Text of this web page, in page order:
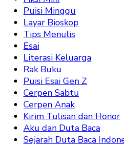
Puisi Minggu
Layar Bioskop
Tips Menulis
Esai
Literasi Keluarga
Rak Buku
Puisi Esai Gen Z
Cerpen Sabtu
Cerpen Anak
Kirim Tulisan dan Honor
Aku dan Duta Baca
Sejarah Duta Baca